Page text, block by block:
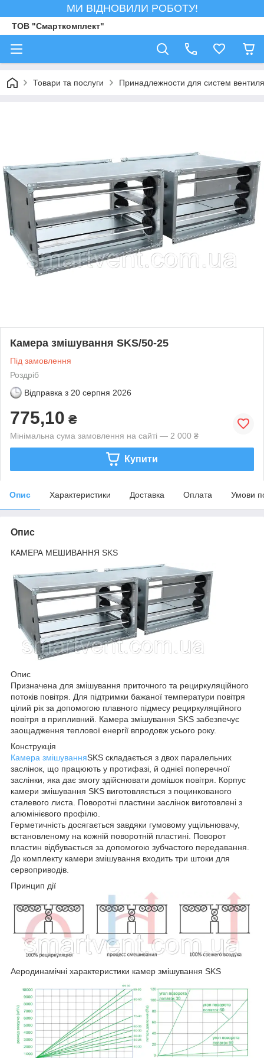
МИ ВІДНОВИЛИ РОБОТУ!
ТОВ "Смарткомплект"
Товари та послуги Принадлежности для систем
Камера змішування SKS/50-25
Під замовлення
Роздріб
Відправка з 20 серпня 2026
775,10 ₴
Мінімальна сума замовлення на сайті — 2 000 ₴
Купити
Опис Характеристики Доставка Оплата Умови
Опис
КАМЕРА МЕШИВАННЯ SKS
Опис
Призначена для змішування приточного та рециркуляційного
потоків повітря. Для підтримки бажаної температури повітря
цілий рік за допомогою плавного підмесу рециркуляційного
повітря в припливний. Камера змішування SKS забезпечує
заощадження теплової енергії впродовж усього року.
Конструкція
Камера змішуванняSKS складається з двох паралельних
заслінок, що працюють у протифазі, й однієї поперечної
заслінки, яка дає змогу здійснювати домішок повітря. Корпус
камери змішування SKS виготовляється з поцинкованого
сталевого листа. Поворотні пластини заслінок виготовлені з
алюмінієвого профілю.
Герметичність досягається завдяки гумовому ущільнювачу,
встановленому на кожній поворотній пластині. Поворот
пластин відбувається за допомогою зубчастого передавання.
До комплекту камери змішування входить три штоки для
сервоприводів.
Принцип дії
Аеродинамічні характеристики камер змішування SKS